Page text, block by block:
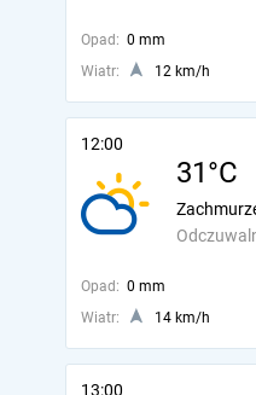
Opad: 0 mm
Wiatr:
12 km/h
12:00
31°C
Opad: 0 mm
Wiatr:
14 km/h
13:00